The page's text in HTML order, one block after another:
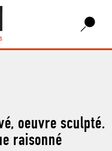
oeuvre sculpté.
raisonné